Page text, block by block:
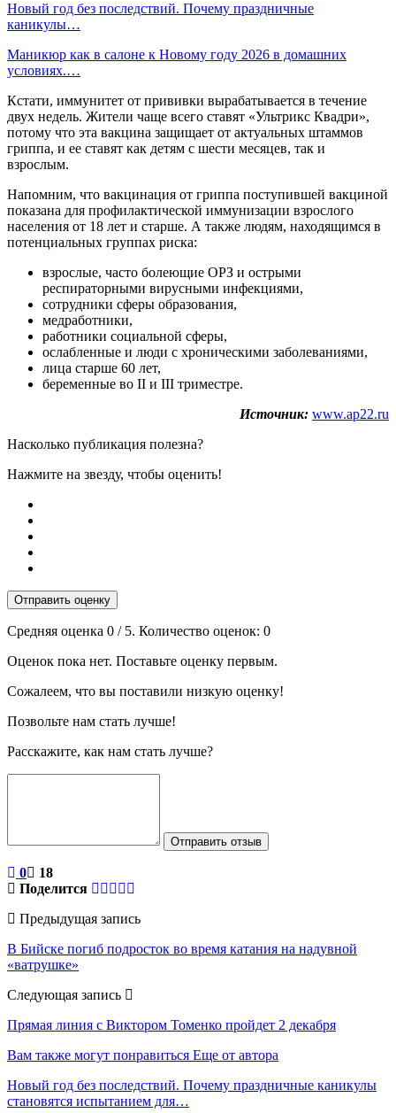
Новый год без последствий. Почему праздничные
каникулы…
Маникюр как в салоне к Новому году 2026 в домашних
условиях.…
Кстати, иммунитет от прививки вырабатывается в течение
двух недель. Жители чаще всего ставят «Ультрикс Квадри»,
потому что эта вакцина защищает от актуальных штаммов
гриппа, и ее ставят как детям с шести месяцев, так и
взрослым.
Напомним, что вакцинация от гриппа поступившей вакциной
показана для профилактической иммунизации взрослого
населения от 18 лет и старше. А также людям, находящимся в
потенциальных группах риска:
взрослые, часто болеющие ОРЗ и острыми
респираторными вирусными инфекциями,
сотрудники сферы образования,
медработники,
работники социальной сферы,
ослабленные и люди с хроническими заболеваниями,
лица старше 60 лет,
беременные во II и III триместре.
Источник: www.ap22.ru
Насколько публикация полезна?
Нажмите на звезду, чтобы оценить!
Отправить оценку
Средняя оценка 0 / 5. Количество оценок: 0
Оценок пока нет. Поставьте оценку первым.
Сожалеем, что вы поставили низкую оценку!
Позвольте нам стать лучше!
Расскажите, как нам стать лучше?
Отправить отзыв
0
18
Поделится
Предыдущая запись
В Бийске погиб подросток во время катания на надувной
«ватрушке»
Следующая запись
Прямая линия с Виктором Томенко пройдет 2 декабря
Вам также могут понравиться Еще от автора
Новый год без последствий. Почему праздничные каникулы
становятся испытанием для…